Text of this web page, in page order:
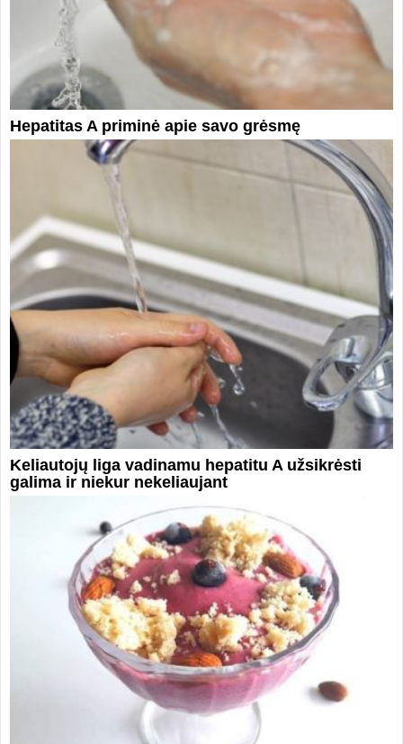
Hepatitas A priminė apie savo grėsmę
Keliautojų liga vadinamu hepatitu A užsikrėsti
galima ir niekur nekeliaujant